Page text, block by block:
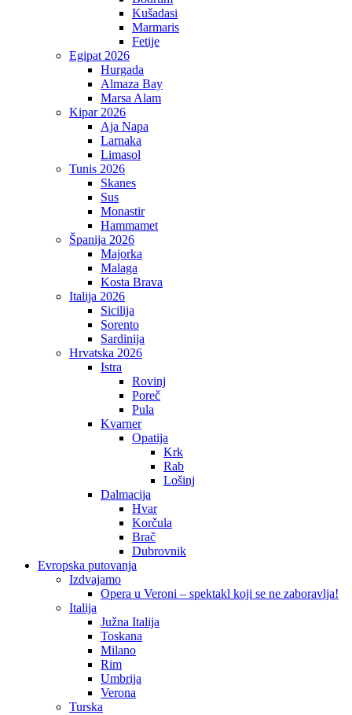
Kušadasi
Marmaris
Fetije
Egipat 2026
Hurgada
Almaza Bay
Marsa Alam
Kipar 2026
Aja Napa
Larnaka
Limasol
Tunis 2026
Skanes
Sus
Monastir
Hammamet
Španija 2026
Majorka
Malaga
Kosta Brava
Italija 2026
Sicilija
Sorento
Sardinija
Hrvatska 2026
Istra
Rovinj
Poreč
Pula
Kvarner
Opatija
Krk
Rab
Lošinj
Dalmacija
Hvar
Korčula
Brač
Dubrovnik
Evropska putovanja
Izdvajamo
Opera u Veroni – spektakl koji se ne zaboravlja!
Italija
Južna Italija
Toskana
Milano
Rim
Umbrija
Verona
Turska